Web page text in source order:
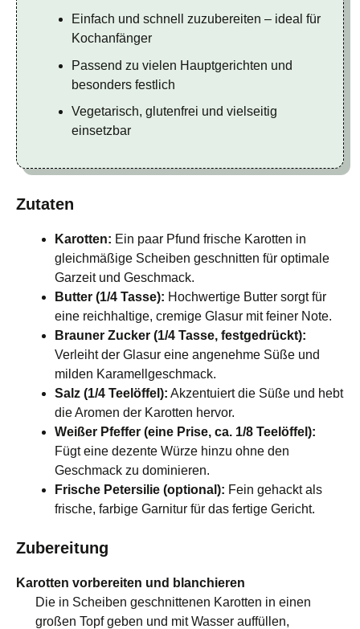
Einfach und schnell zuzubereiten – ideal für
Kochanfänger
Passend zu vielen Hauptgerichten und
besonders festlich
Vegetarisch, glutenfrei und vielseitig
einsetzbar
Zutaten
Karotten: Ein paar Pfund frische Karotten in
gleichmäßige Scheiben geschnitten für optimale
Garzeit und Geschmack.
Butter (1/4 Tasse): Hochwertige Butter sorgt für
eine reichhaltige, cremige Glasur mit feiner Note.
Brauner Zucker (1/4 Tasse, festgedrückt):
Verleiht der Glasur eine angenehme Süße und
milden Karamellgeschmack.
Salz (1/4 Teelöffel): Akzentuiert die Süße und hebt
die Aromen der Karotten hervor.
Weißer Pfeffer (eine Prise, ca. 1/8 Teelöffel):
Fügt eine dezente Würze hinzu ohne den
Geschmack zu dominieren.
Frische Petersilie (optional): Fein gehackt als
frische, farbige Garnitur für das fertige Gericht.
Zubereitung
Karotten vorbereiten und blanchieren
Die in Scheiben geschnittenen Karotten in einen
großen Topf geben und mit Wasser auffüllen,